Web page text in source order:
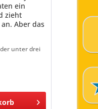
ein
zieht
Aber das
also die
unter drei